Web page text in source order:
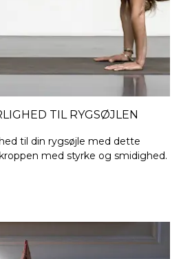
TIL RYGSØJLEN
til din rygsøjle med dette
med styrke og smidighed.